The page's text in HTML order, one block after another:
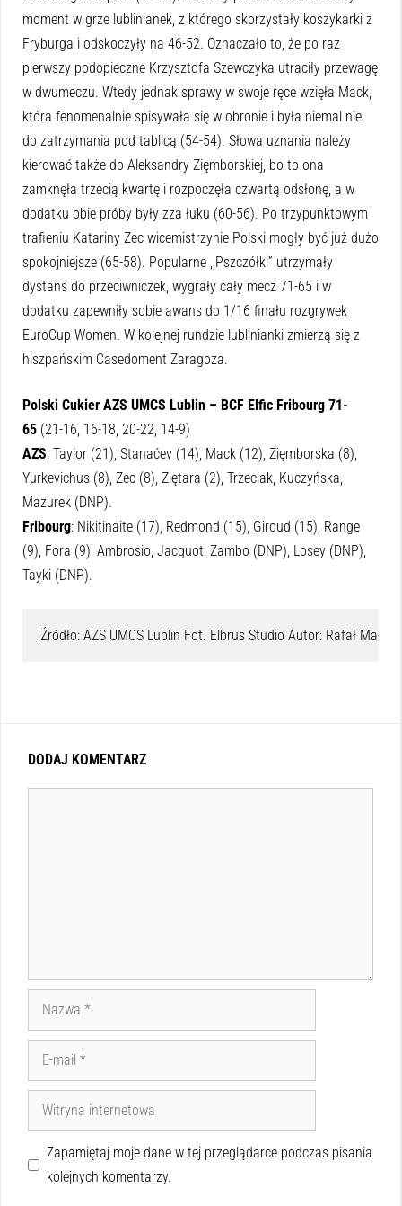
moment w grze lublinianek, z którego skorzystały koszykarki z
Fryburga i odskoczyły na 46-52. Oznaczało to, że po raz
pierwszy podopieczne Krzysztofa Szewczyka utraciły przewagę
w dwumeczu. Wtedy jednak sprawy w swoje ręce wzięła Mack,
która fenomenalnie spisywała się w obronie i była niemal nie
do zatrzymania pod tablicą (54-54). Słowa uznania należy
kierować także do Aleksandry Zięmborskiej, bo to ona
zamknęła trzecią kwartę i rozpoczęła czwartą odsłonę, a w
dodatku obie próby były zza łuku (60-56). Po trzypunktowym
trafieniu Katariny Zec wicemistrzynie Polski mogły być już dużo
spokojniejsze (65-58). Popularne ,,Pszczółki” utrzymały
dystans do przeciwniczek, wygrały cały mecz 71-65 i w
dodatku zapewniły sobie awans do 1/16 finału rozgrywek
EuroCup Women. W kolejnej rundzie lublinianki zmierzą się z
hiszpańskim Casedoment Zaragoza.
Polski Cukier AZS UMCS Lublin – BCF Elfic Fribourg 71-
65 (21-16, 16-18, 20-22, 14-9)
AZS: Taylor (21), Stanaćev (14), Mack (12), Zięmborska (8),
Yurkevichus (8), Zec (8), Ziętara (2), Trzeciak, Kuczyńska,
Mazurek (DNP).
Fribourg: Nikitinaite (17), Redmond (15), Giroud (15), Range
(9), Fora (9), Ambrosio, Jacquot, Zambo (DNP), Losey (DNP),
Tayki (DNP).
Źródło: AZS UMCS Lublin Fot. Elbrus Studio Autor: Rafał Małys
DODAJ KOMENTARZ
Zapamiętaj moje dane w tej przeglądarce podczas pisania
kolejnych komentarzy.